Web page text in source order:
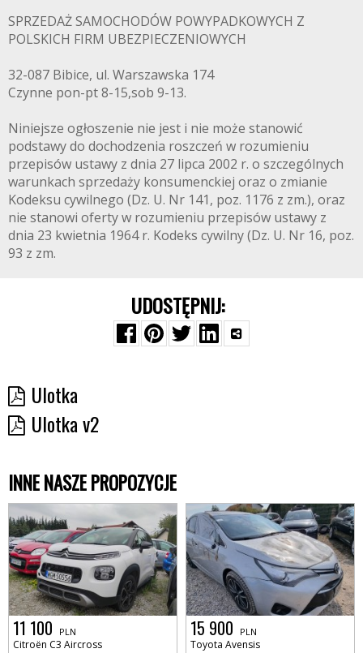
SPRZEDAŻ SAMOCHODÓW POWYPADKOWYCH Z
POLSKICH FIRM UBEZPIECZENIOWYCH
32-087 Bibice, ul. Warszawska 174
Czynne pon-pt 8-15,sob 9-13.
Niniejsze ogłoszenie nie jest i nie może stanowić
podstawy do dochodzenia roszczeń w rozumieniu
przepisów ustawy z dnia 27 lipca 2002 r. o szczególnych
warunkach sprzedaży konsumenckiej oraz o zmianie
Kodeksu cywilnego (Dz. U. Nr 141, poz. 1176 z zm.), oraz
nie stanowi oferty w rozumieniu przepisów ustawy z
dnia 23 kwietnia 1964 r. Kodeks cywilny (Dz. U. Nr 16, poz.
93 z zm.
UDOSTĘPNIJ:
Ulotka
Ulotka v2
INNE NASZE PROPOZYCJE
11 100 PLN
Citroën C3 Aircross
15 900 PLN
Toyota Avensis